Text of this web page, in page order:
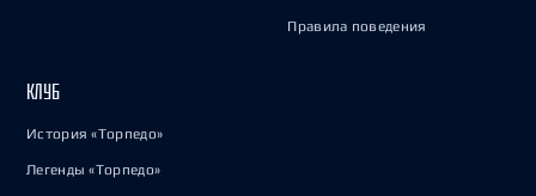
Правила поведения
КЛУБ
История «Торпедо»
Легенды «Торпедо»